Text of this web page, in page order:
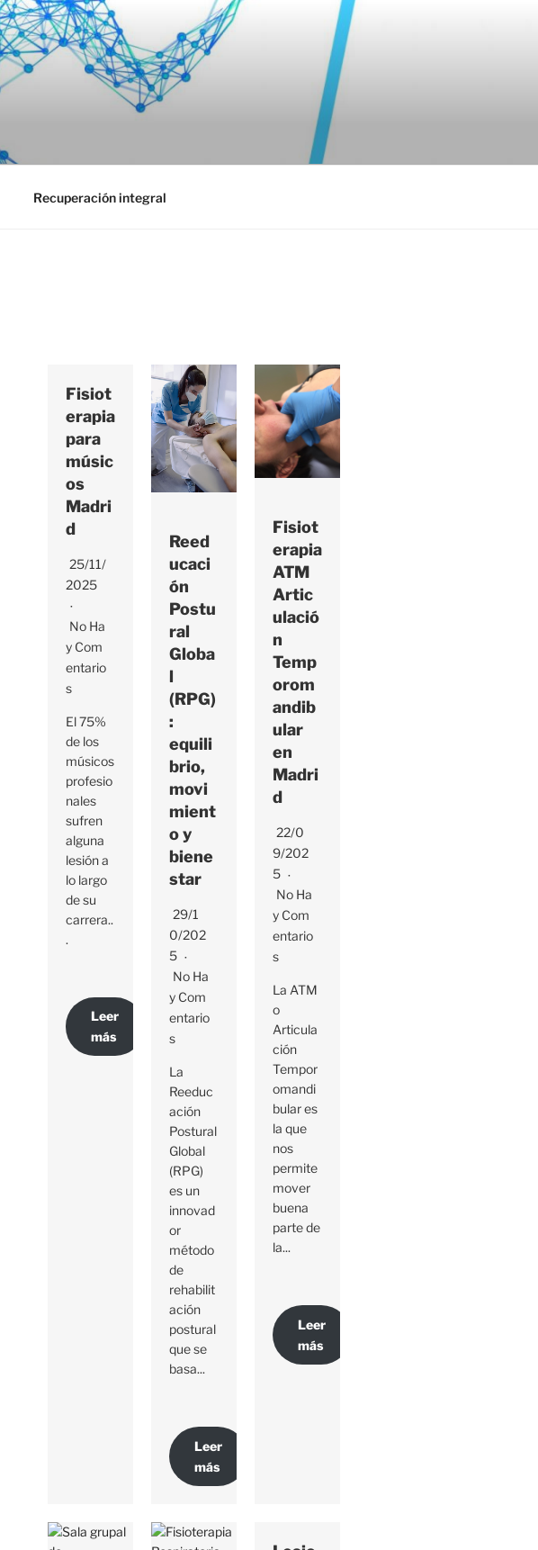
Recuperación integral
Fisiot
erapia
para
músic
os
Madri
d
25/11/
2025
No Ha
Y Com
Entario
S
El 75%
de los
músicos
profesio
nales
sufren
alguna
lesión a
lo largo
de su
carrera..
.
Leer
más
Reed
ucaci
ón
Postu
ral
Globa
l
(RPG)
:
equili
brio,
movi
mient
o y
biene
star
29/1
0/202
5
No Ha
Y Com
Entario
S
La
Reeduc
ación
Postural
Global
(RPG)
es un
innovad
or
método
de
rehabilit
ación
postural
que se
basa...
Leer
más
Fisiot
erapia
ATM
Artic
ulació
n
Temp
orom
andib
ular
en
Madri
d
22/0
9/202
5
No Ha
Y Com
Entario
S
La ATM
o
Articula
ción
Tempor
omandi
bular es
la que
nos
permite
mover
buena
parte de
la...
Leer
más